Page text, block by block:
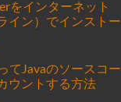
をインターネット
イン）でインストー
てJavaのソースコー
ウントする方法